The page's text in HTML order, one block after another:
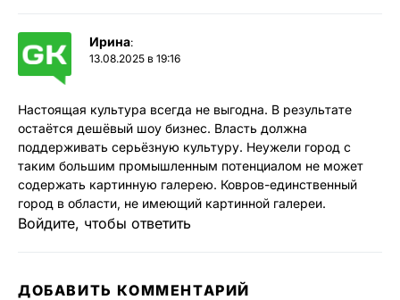
Ирина:
13.08.2025 в 19:16
Настоящая культура всегда не выгодна. В результате
остаётся дешёвый шоу бизнес. Власть должна
поддерживать серьёзную культуру. Неужели город с
таким большим промышленным потенциалом не может
содержать картинную галерею. Ковров-единственный
город в области, не имеющий картинной галереи.
Войдите, чтобы ответить
ДОБАВИТЬ КОММЕНТАРИЙ